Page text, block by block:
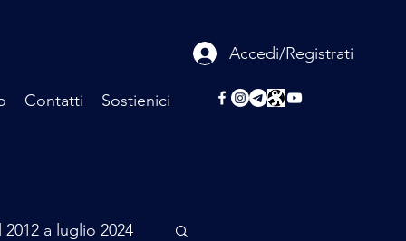
Accedi/Registrati
Contatti Sostienici
a luglio 2024